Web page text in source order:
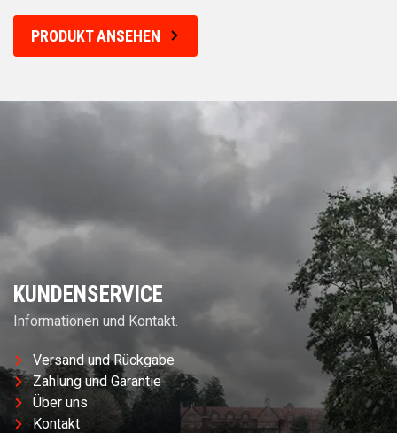
PRODUKT ANSEHEN
KUNDENSERVICE
Informationen und Kontakt.
Versand und Rückgabe
Zahlung und Garantie
Über uns
Kontakt